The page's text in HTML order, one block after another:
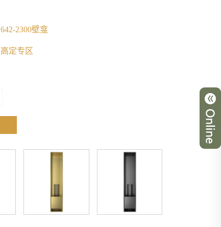
642-2300壁龛
高定专区